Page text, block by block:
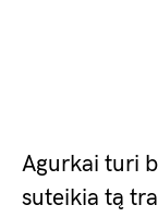
Agurkai turi
suteikia tą